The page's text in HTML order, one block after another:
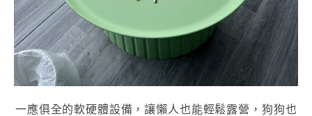
一應俱全的軟硬體設備，讓懶人也能輕鬆露營，狗狗也